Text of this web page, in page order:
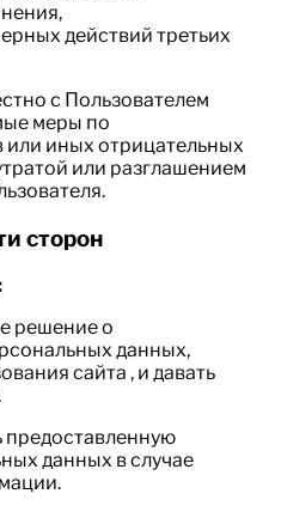
действий третьих
с Пользователем
меры по
иных отрицательных
или разглашением
сторон
решение о
данных,
сайта , и давать
предоставленную
данных в случае